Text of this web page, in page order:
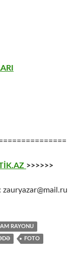
>>>>>>
RAYONU
FOTO